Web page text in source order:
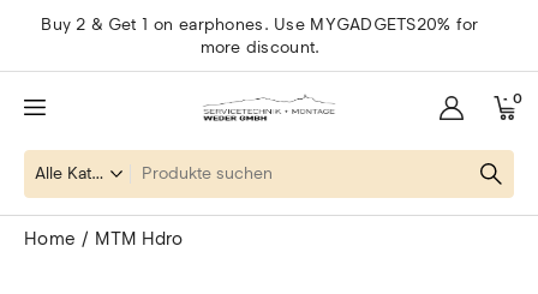
Buy 2 & Get 1 on earphones. Use MYGADGETS20% for
more discount.
0
Home MTM Hdro